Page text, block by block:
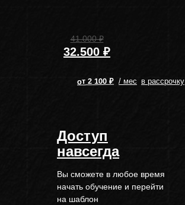
от2100 ₽ в рассрочку
/ мес
Вы сможете в любое время
начать обучение и перейти
на шаблон
Доступ
навсегда
32.500 ₽
41.000 ₽